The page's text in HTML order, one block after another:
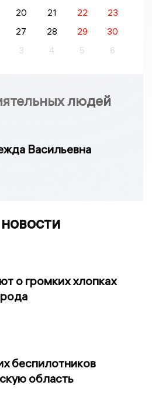
20 21 22
23
27 28 29
30
3 4 5 6
людей
Васильевна
о громких хлопках
беспилотников
область